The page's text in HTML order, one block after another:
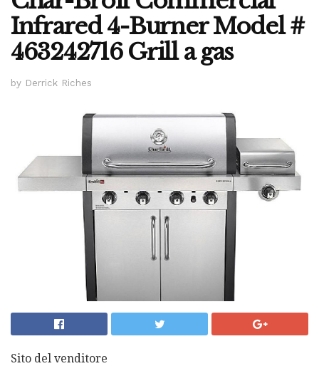
Infrared 4-Burner Model #
463242716 Grill a gas
by Derrick Riches
Sito del venditore